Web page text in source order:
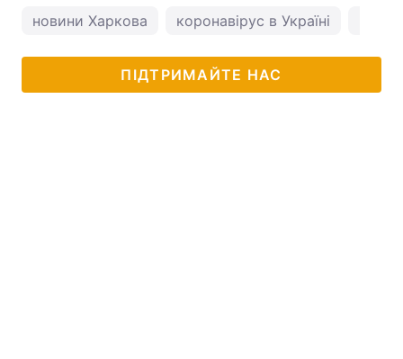
новини Харкова коронавірус в Україні
ПІДТРИМАЙТЕ НАС